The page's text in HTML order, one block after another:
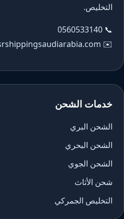
التخليص.
📞
0560533140
✉️
خدمات الشحن
الشحن البري
الشحن البحري
الشحن الجوي
شحن الأثاث
التخليص الجمركي